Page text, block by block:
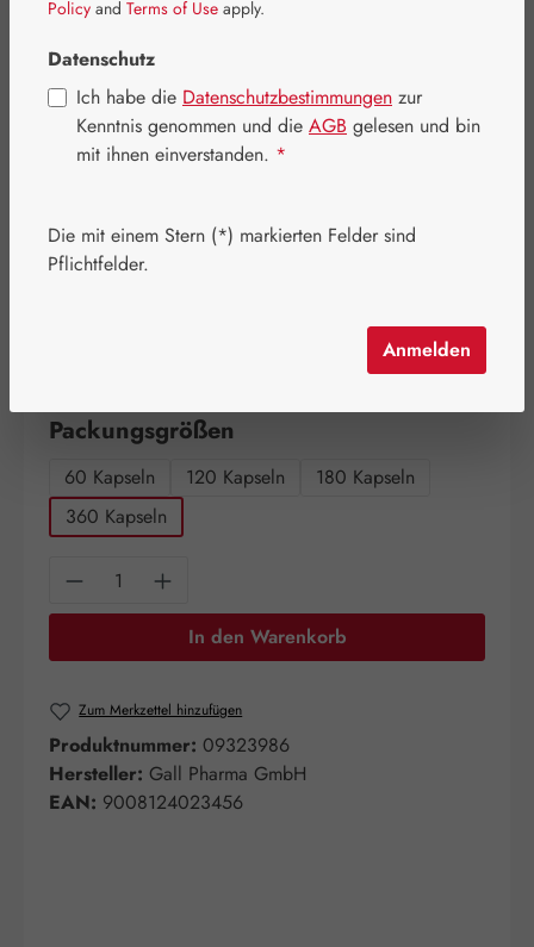
Regulärer Preis:
146,70 €
Inhalt:0.162 Kilogramm
Packungsgrößen
60 Kapseln 120 Kapseln
180 Kapseln
360 Kapseln
Produkt Anzahl: Gib den gewünschten
In den Warenkorb
Zum Merkzettel hinzufügen
Produktnummer: 09323986
Hersteller: Gall Pharma GmbH
EAN: 9008124023456
Policy and Terms of Use apply.
Datenschutz
Ich habe die Datenschutzbestimmungen zur
Kenntnis genommen und die AGB gelesen und bin
mit ihnen einverstanden. *
Die mit einem Stern (*) markierten Felder sind
Pflichtfelder.
Anmelden